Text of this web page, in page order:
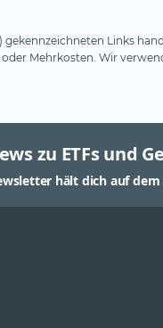
gekennzeichneten Links
Mehrkosten. Wir
zu ETFs und
hält dich auf dem